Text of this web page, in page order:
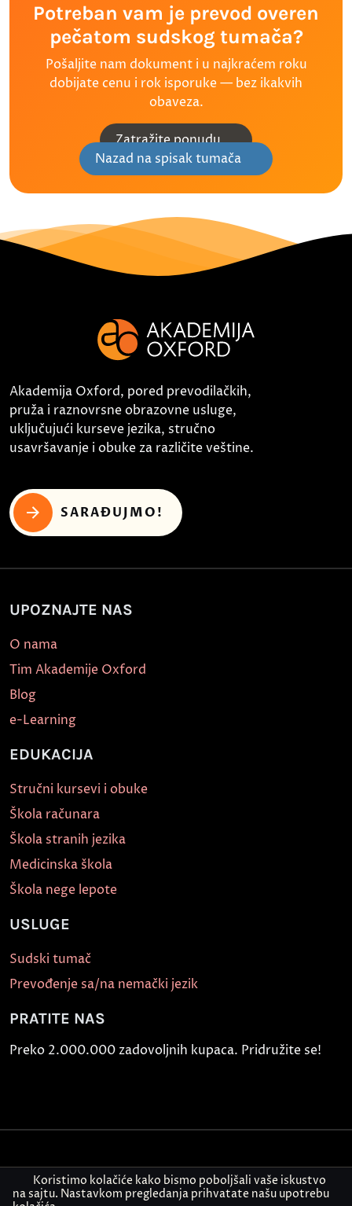
Potreban vam je prevod overen
pečatom sudskog tumača?
Pošaljite nam dokument i u najkraćem roku
dobijate cenu i rok isporuke — bez ikakvih
obaveza.
Zatražite ponudu
Nazad na spisak tumača
Akademija Oxford, pored prevodilačkih,
pruža i raznovrsne obrazovne usluge,
uključujući kurseve jezika, stručno
usavršavanje i obuke za različite veštine.
SARAĐUJMO!
UPOZNAJTE NAS
O nama
Tim Akademije Oxford
Blog
e-Learning
EDUKACIJA
Stručni kursevi i obuke
Škola računara
Škola stranih jezika
Medicinska škola
Škola nege lepote
USLUGE
Sudski tumač
Prevođenje sa/na nemački jezik
PRATITE NAS
Preko 2.000.000 zadovoljnih kupaca. Pridružite se!
Politika bezbednosti informacija
Koristimo kolačiće kako bismo poboljšali vaše iskustvo
na sajtu. Nastavkom pregledanja prihvatate našu upotrebu